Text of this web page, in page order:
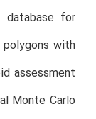
database for
with
assessment
Monte Carlo